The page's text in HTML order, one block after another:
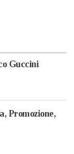
Guccini
Promozione,